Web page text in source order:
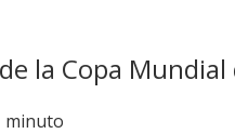
la Copa
minuto